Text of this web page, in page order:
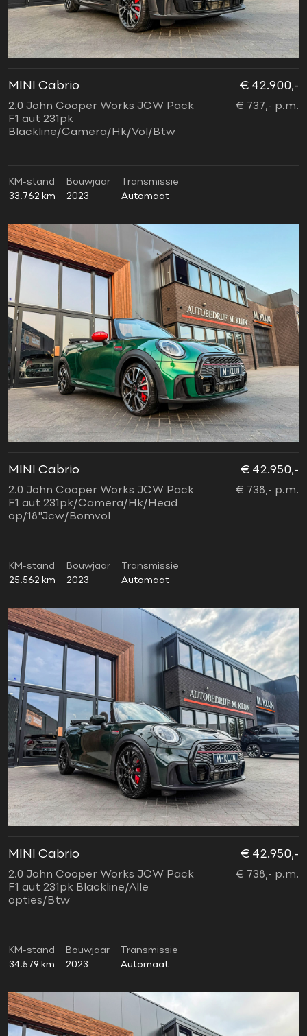
MINI Cabrio
2.0 John Cooper Works JCW Pack
F1 aut 231pk
Blackline/Camera/Hk/Vol/Btw
€ 42.900,-
€ 737,- p.m.
KM-stand
33.762 km
Bouwjaar
2023
Transmissie
Automaat
MINI Cabrio
2.0 John Cooper Works JCW Pack
F1 aut 231pk/Camera/Hk/Head
op/18"Jcw/Bomvol
€ 42.950,-
€ 738,- p.m.
KM-stand
25.562 km
Bouwjaar
2023
Transmissie
Automaat
MINI Cabrio
2.0 John Cooper Works JCW Pack
F1 aut 231pk Blackline/Alle
opties/Btw
€ 42.950,-
€ 738,- p.m.
KM-stand
34.579 km
Bouwjaar
2023
Transmissie
Automaat